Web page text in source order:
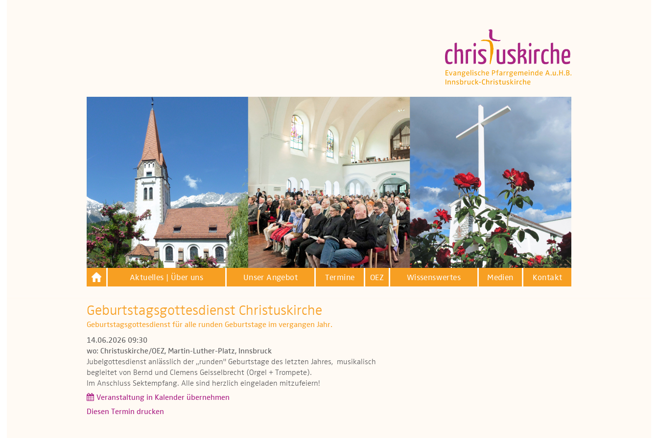
Aktuelles | Über uns Unser Angebot Termine OEZ Wissenswertes Medien Kontakt
Geburtstagsgottesdienst Christuskirche
Geburtstagsgottesdienst für alle runden Geburtstage im vergangen Jahr.
14.06.2026 09:30
wo: Christuskirche/OEZ, Martin-Luther-Platz, Innsbruck
Jubelgottesdienst anlässlich der „runden" Geburtstage des letzten Jahres, musikalisch
begleitet von Bernd und Clemens Geisselbrecht (Orgel + Trompete).
Im Anschluss Sektempfang. Alle sind herzlich eingeladen mitzufeiern!
Veranstaltung in Kalender übernehmen
Diesen Termin drucken